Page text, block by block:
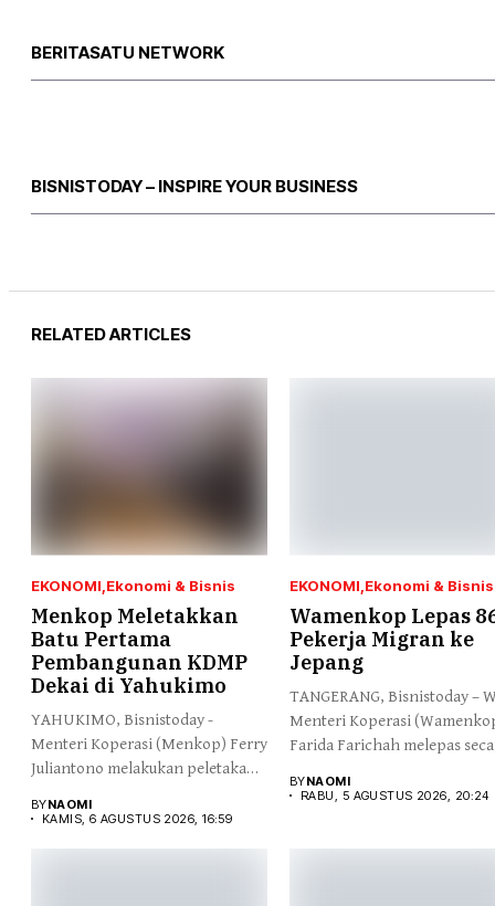
BERITASATU NETWORK
BISNISTODAY – INSPIRE YOUR BUSINESS
RELATED ARTICLES
EKONOMI Ekonomi & Bisnis
Menkop Meletakkan
Batu Pertama
Pembangunan KDMP
Dekai di Yahukimo
YAHUKIMO, Bisnistoday -
Menteri Koperasi (Menkop) Ferry
Juliantono melakukan peletakan
BYNAOMI
KAMIS, 6 AGUSTUS 2026, 16:59
EKONOMI Ekonomi & Bisnis
Wamenkop Lepas
Pekerja Migran ke
Jepang
TANGERANG, Bisnistoday –
Menteri Koperasi
Farida Farichah melepas
BYNAOMI
RABU, 5 AGUSTUS 2026, 20:24